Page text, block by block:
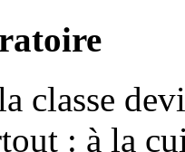
classe
: à la